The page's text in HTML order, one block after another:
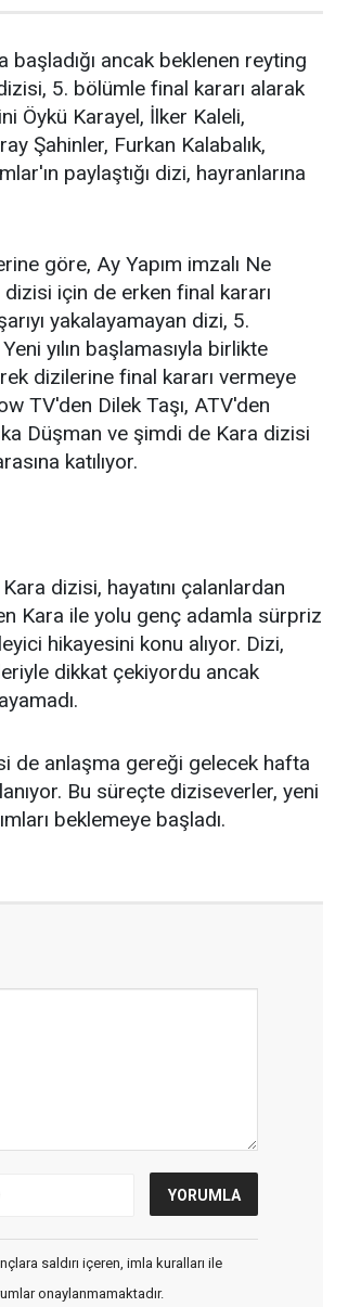
ancak beklenen reyting
5. bölümle final kararı alarak
Öykü Karayel, İlker Kaleli,
Şahinler, Furkan Kalabalık,
paylaştığı dizi, hayranlarına
göre, Ay Yapım imzalı Ne
dizisi için de erken final kararı
yakalayamayan dizi, 5.
yılın başlamasıyla birlikte
dizilerine final kararı vermeye
TV'den Dilek Taşı, ATV'den
Düşman ve şimdi de Kara dizisi
katılıyor.
dizisi, hayatını çalanlardan
Kara ile yolu genç adamla sürpriz
hikayesini konu alıyor. Dizi,
dikkat çekiyordu ancak
de anlaşma gereği gelecek hafta
Bu süreçte diziseverler, yeni
beklemeye başladı.
saldırı içeren, imla kuralları ile
onaylanmamaktadır.